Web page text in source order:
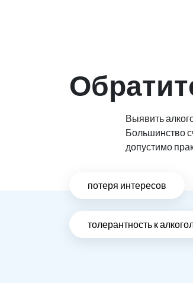
Выявить
Большинство
допустимо
потеря интересов
толерантность к